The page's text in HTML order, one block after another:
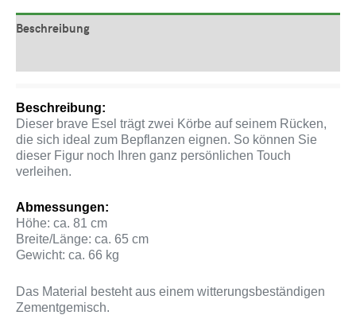
Beschreibung
Beschreibung:
Dieser brave Esel trägt zwei Körbe auf seinem Rücken,
die sich ideal zum Bepflanzen eignen. So können Sie
dieser Figur noch Ihren ganz persönlichen Touch
verleihen.
Abmessungen:
Höhe: ca. 81 cm
Breite/Länge: ca. 65 cm
Gewicht: ca. 66 kg
Das Material besteht aus einem witterungsbeständigen
Zementgemisch.